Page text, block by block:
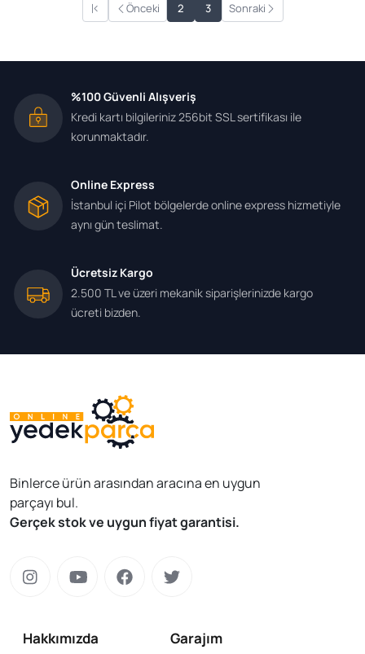
Önceki 2 3 Sonraki
%100 Güvenli Alışveriş
Kredi kartı bilgileriniz 256bit SSL sertifikası ile
korunmaktadır.
Online Express
İstanbul içi Pilot bölgelerde online express hizmetiyle
aynı gün teslimat.
Ücretsiz Kargo
2.500 TL ve üzeri mekanik siparişlerinizde kargo
ücreti bizden.
Binlerce ürün arasından aracına en uygun
parçayı bul.
Gerçek stok ve uygun fiyat garantisi.
Hakkımızda
Garajım